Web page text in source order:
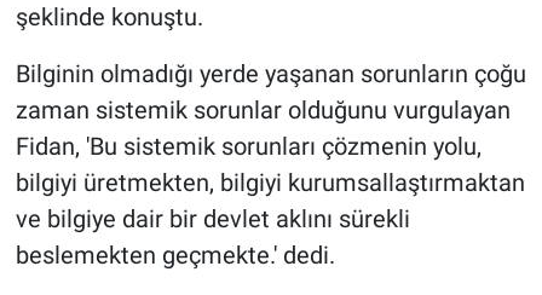
şeklinde konuştu.
Bilginin olmadığı yerde yaşanan sorunların çoğu
zaman sistemik sorunlar olduğunu vurgulayan
Fidan, 'Bu sistemik sorunları çözmenin yolu,
bilgiyi üretmekten, bilgiyi kurumsallaştırmaktan
ve bilgiye dair bir devlet aklını sürekli
beslemekten geçmekte.' dedi.